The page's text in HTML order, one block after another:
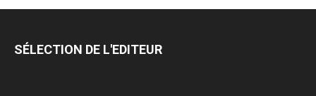
SÉLECTION DE L'EDITEUR